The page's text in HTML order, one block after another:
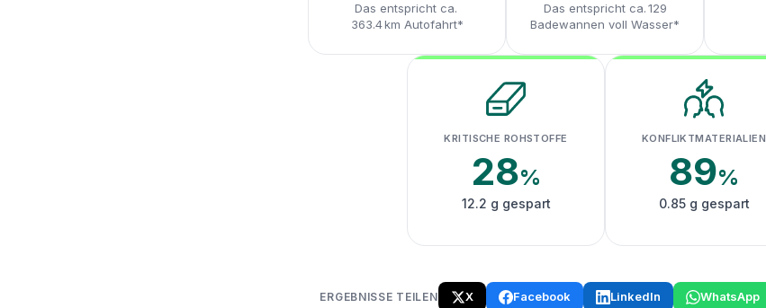
Das entspricht ca.
363.4 km Autofahrt*
Das entspricht ca. 129
Badewannen voll Wasser*
KRITISCHE ROHSTOFFE
28%
12.2 g gespart
KONFLIKTMATERIALIEN
89%
0.85 g gespart
ERGEBNISSE TEILEN X Facebook LinkedIn WhatsApp